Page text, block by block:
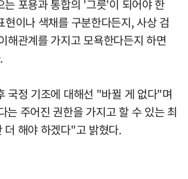
는 포용과 통합의 '그릇'이 되어야 한
이나 색채를 구분한다든지, 사상 검
해관계를 가지고 모욕한다든지 하면
국정 기조에 대해선 "바뀔 게 없다"며
는 주어진 권한을 가지고 할 수 있는 최
더 해야 하겠다"고 밝혔다.